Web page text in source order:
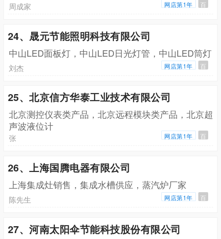
周成家 网店第1年 百
24、晟元节能照明科技有限公司
中山LED面板灯，中山LED日光灯管，中山LED筒灯
刘杰 网店第1年 百
25、北京信方华泰工业技术有限公司
北京测控仪表类产品，北京远程模块类产品，北京超
声波液位计
张 网店第1年 百
26、上海国腾电器有限公司
上海集成灶销售，集成水槽供应，蒸汽炉厂家
陈先生 网店第1年 百
27、河南太阳伞节能科技股份有限公司